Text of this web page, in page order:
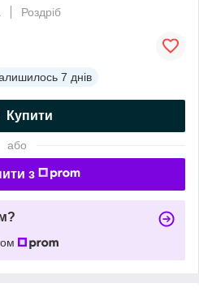
Роздріб
7 днів
Купити
або
з